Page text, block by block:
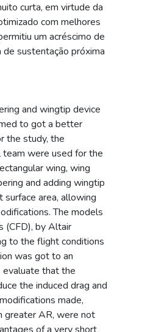
curta, em virtude da
com melhores
um acréscimo de
de sustentação próxima
and wingtip device
to got a better
the study, the
were used for the
wing, wing
and adding wingtip
area, allowing
The models
(CFD), by Altair
to the flight conditions
was got to an
evaluate that the
the induced drag and
made,
greater AR, were not